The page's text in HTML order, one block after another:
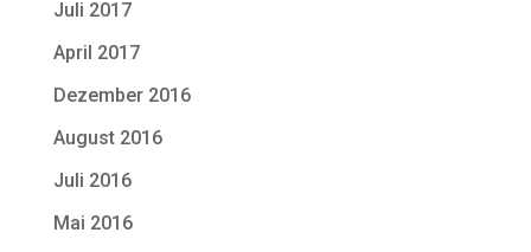
Juli 2017
April 2017
Dezember 2016
August 2016
Juli 2016
Mai 2016